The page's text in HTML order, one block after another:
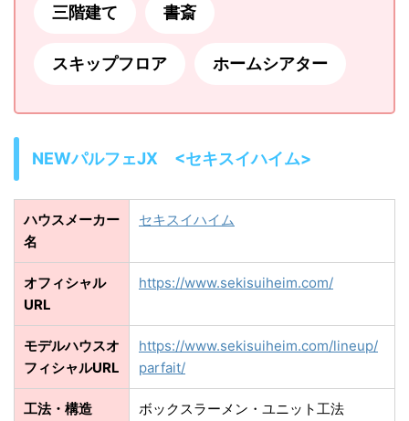
三階建て 書斎
スキップフロア ホームシアター
NEWパルフェJX <セキスイハイム>
ハウスメーカー
名
セキスイハイム
オフィシャル
URL
https://www.sekisuiheim.com/
モデルハウスオ
フィシャルURL
https://www.sekisuiheim.com/lineup/
parfait/
工法・構造 ボックスラーメン・ユニット工法